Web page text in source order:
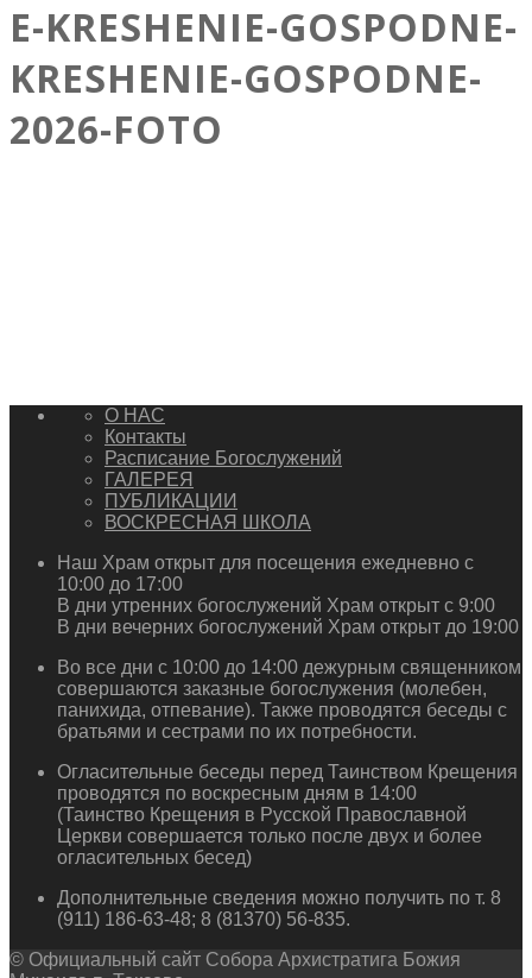
E-KRESHENIE-GOSPODNE-
KRESHENIE-GOSPODNE-
2026-FOTO
О НАС
Контакты
Расписание Богослужений
ГАЛЕРЕЯ
ПУБЛИКАЦИИ
ВОСКРЕСНАЯ ШКОЛА
Наш Храм открыт для посещения ежедневно с
10:00 до 17:00
В дни утренних богослужений Храм открыт с 9:00
В дни вечерних богослужений Храм открыт до 19:00
Во все дни с 10:00 до 14:00 дежурным священником
совершаются заказные богослужения (молебен,
панихида, отпевание). Также проводятся беседы с
братьями и сестрами по их потребности.
Огласительные беседы перед Таинством Крещения
проводятся по воскресным дням в 14:00
(Таинство Крещения в Русской Православной
Церкви совершается только после двух и более
огласительных бесед)
Дополнительные сведения можно получить по т. 8
(911) 186-63-48; 8 (81370) 56-835.
© Официальный сайт Собора Архистратига Божия